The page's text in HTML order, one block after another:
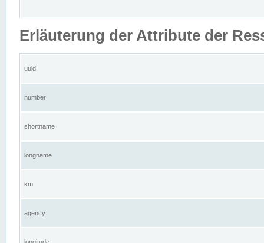
Erläuterung der Attribute der
uuid
number
shortname
longname
km
agency